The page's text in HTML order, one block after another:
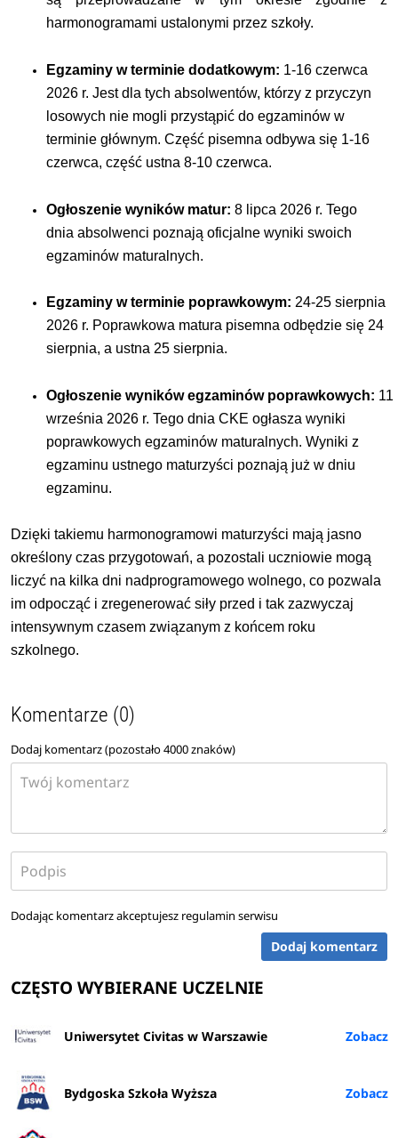
harmonogramami ustalonymi przez szkoły.
Egzaminy w terminie dodatkowym: 1-16 czerwca
2026 r. Jest dla tych absolwentów, którzy z przyczyn
losowych nie mogli przystąpić do egzaminów w
terminie głównym. Część pisemna odbywa się 1-16
czerwca, część ustna 8-10 czerwca.
Ogłoszenie wyników matur: 8 lipca 2026 r. Tego
dnia absolwenci poznają oficjalne wyniki swoich
egzaminów maturalnych.
Egzaminy w terminie poprawkowym: 24-25 sierpnia
2026 r. Poprawkowa matura pisemna odbędzie się 24
sierpnia, a ustna 25 sierpnia.
Ogłoszenie wyników egzaminów poprawkowych: 11
września 2026 r. Tego dnia CKE ogłasza wyniki
poprawkowych egzaminów maturalnych. Wyniki z
egzaminu ustnego maturzyści poznają już w dniu
egzaminu.
Dzięki takiemu harmonogramowi maturzyści mają jasno
określony czas przygotowań, a pozostali uczniowie mogą
liczyć na kilka dni nadprogramowego wolnego, co pozwala
im odpocząć i zregenerować siły przed i tak zazwyczaj
intensywnym czasem związanym z końcem roku
szkolnego.
Komentarze (0)
Dodaj komentarz (pozostało4000znaków)
Dodając komentarz akceptujesz regulamin serwisu
Dodaj komentarz
CZĘSTO WYBIERANE UCZELNIE
Uniwersytet Civitas w Warszawie
Bydgoska Szkoła Wyższa